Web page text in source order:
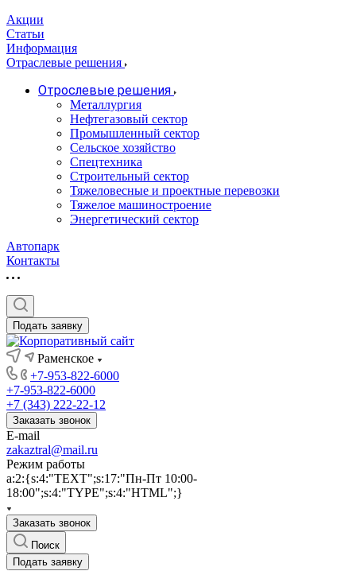
Акции
Статьи
Информация
Отраслевые решения
Отрослевые решения
Металлургия
Нефтегазовый сектор
Промышленный сектор
Сельское хозяйство
Спецтехника
Строительный сектор
Тяжеловесные и проектные перевозки
Тяжелое машиностроение
Энергетический сектор
Автопарк
Контакты
Подать заявку
Раменское
+7-953-822-6000
+7-953-822-6000
+7 (343) 222-22-12
Заказать звонок
E-mail
zakaztral@mail.ru
Режим работы
a:2:{s:4:"TEXT";s:17:"Пн-Пт 10:00-
18:00";s:4:"TYPE";s:4:"HTML";}
Заказать звонок
Поиск
Подать заявку